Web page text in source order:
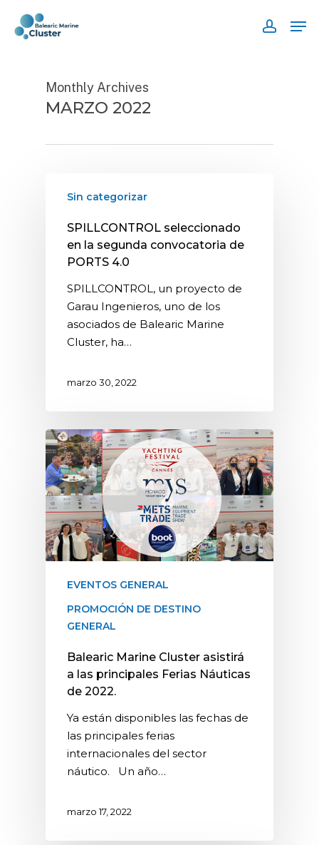
main
Monthly Archives
MARZO 2022
Sin categorizar
SPILLCONTROL seleccionado
en la segunda convocatoria de
PORTS 4.0
SPILLCONTROL, un proyecto de
Garau Ingenieros, uno de los
asociados de Balearic Marine
Cluster, ha…
marzo 30, 2022
EVENTOS GENERAL
PROMOCIÓN DE DESTINO
GENERAL
Balearic Marine Cluster asistirá
a las principales Ferias Náuticas
de 2022.
Ya están disponibles las fechas de
las principales ferias
internacionales del sector
náutico. Un año…
marzo 17, 2022